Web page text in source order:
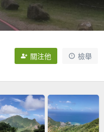
關注他 檢舉